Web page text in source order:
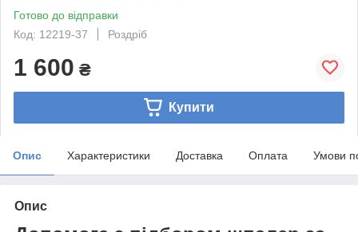
Готово до відправки
Код: 12219-37
Роздріб
1 600 ₴
Купити
Опис Характеристики Доставка Оплата Умови
Опис